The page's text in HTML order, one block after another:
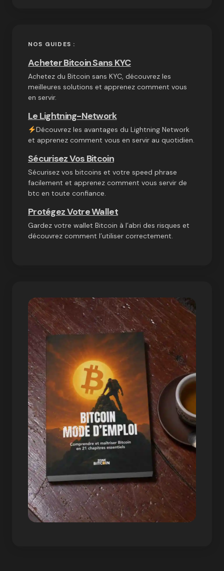
NOS GUIDES :
Acheter Bitcoin Sans KYC
Achetez du Bitcoin sans KYC, découvrez les
meilleures solutions et apprenez comment vous
en servir.
Le Lightning-Network
Découvrez les avantages du Lightning Network
et apprenez comment vous en servir au quotidien.
Sécurisez Vos Bitcoin
Sécurisez vos bitcoins et votre speed phrase
facilement et apprenez comment vous servir de
btc en toute confiance.
Protégez Votre Wallet
Gardez votre wallet Bitcoin à l’abri des risques et
découvrez comment l’utiliser correctement.